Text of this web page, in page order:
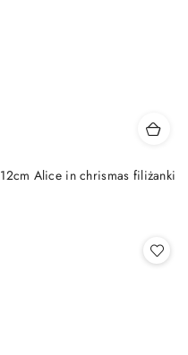
Alice in chrismas filiżanki